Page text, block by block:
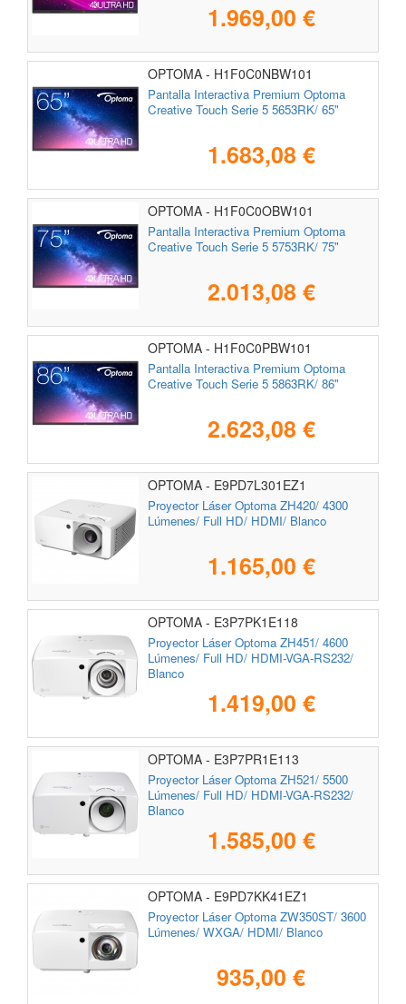
1.969,00 €
OPTOMA - H1F0C0NBW101
Pantalla Interactiva Premium Optoma
Creative Touch Serie 5 5653RK/ 65"
1.683,08 €
OPTOMA - H1F0C0OBW101
Pantalla Interactiva Premium Optoma
Creative Touch Serie 5 5753RK/ 75"
2.013,08 €
OPTOMA - H1F0C0PBW101
Pantalla Interactiva Premium Optoma
Creative Touch Serie 5 5863RK/ 86"
2.623,08 €
OPTOMA - E9PD7L301EZ1
Proyector Láser Optoma ZH420/ 4300
Lúmenes/ Full HD/ HDMI/ Blanco
1.165,00 €
OPTOMA - E3P7PK1E118
Proyector Láser Optoma ZH451/ 4600
Lúmenes/ Full HD/ HDMI-VGA-RS232/
Blanco
1.419,00 €
OPTOMA - E3P7PR1E113
Proyector Láser Optoma ZH521/ 5500
Lúmenes/ Full HD/ HDMI-VGA-RS232/
Blanco
1.585,00 €
OPTOMA - E9PD7KK41EZ1
Proyector Láser Optoma ZW350ST/ 3600
Lúmenes/ WXGA/ HDMI/ Blanco
935,00 €